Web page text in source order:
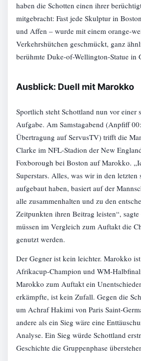
haben die Schotten einen ihrer
mitgebracht: Fast jede Skulptur in
und Affen – wurde mit einem orange-
Verkehrshütchen geschmückt, ganz
berühmte Duke-of-Wellington-Statue in
Ausblick: Duell mit Marokko
Sportlich steht Schottland nun vor einer
Aufgabe. Am Samstagabend (Anpfiff
Übertragung auf ServusTV) trifft die
Clarke im NFL-Stadion der New
Foxborough bei Boston auf Marokko.
Superstars. Alles, was wir in den letzten
aufgebaut haben, basiert auf der
alle zusammenhalten und zu den
Zeitpunkten ihren Beitrag leisten“,
müssen im Vergleich zum Auftakt die
genutzt werden.
Der Gegner ist kein leichter. Marokko
Afrikacup-Champion und WM-
Marokko zum Auftakt ein
erkämpfte, ist kein Zufall. Gegen die
um Achraf Hakimi von Paris Saint-
andere als ein Sieg wäre eine
Analyse. Ein Sieg würde Schottland
Geschichte die Gruppenphase